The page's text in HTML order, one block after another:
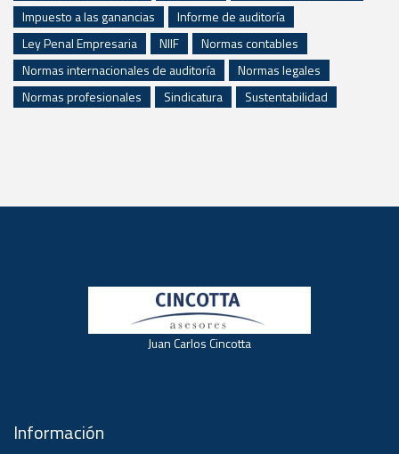
Impuesto a las ganancias
Informe de auditoría
Ley Penal Empresaria
NIIF
Normas contables
Normas internacionales de auditoría
Normas legales
Normas profesionales
Sindicatura Sustentabilidad
Juan Carlos Cincotta
Información